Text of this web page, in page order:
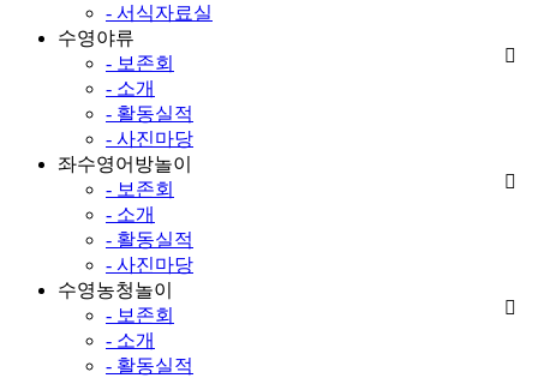
- 서식자료실
수영야류
- 보존회
- 소개
- 활동실적
- 사진마당
좌수영어방놀이
- 보존회
- 소개
- 활동실적
- 사진마당
수영농청놀이
- 보존회
- 소개
- 활동실적